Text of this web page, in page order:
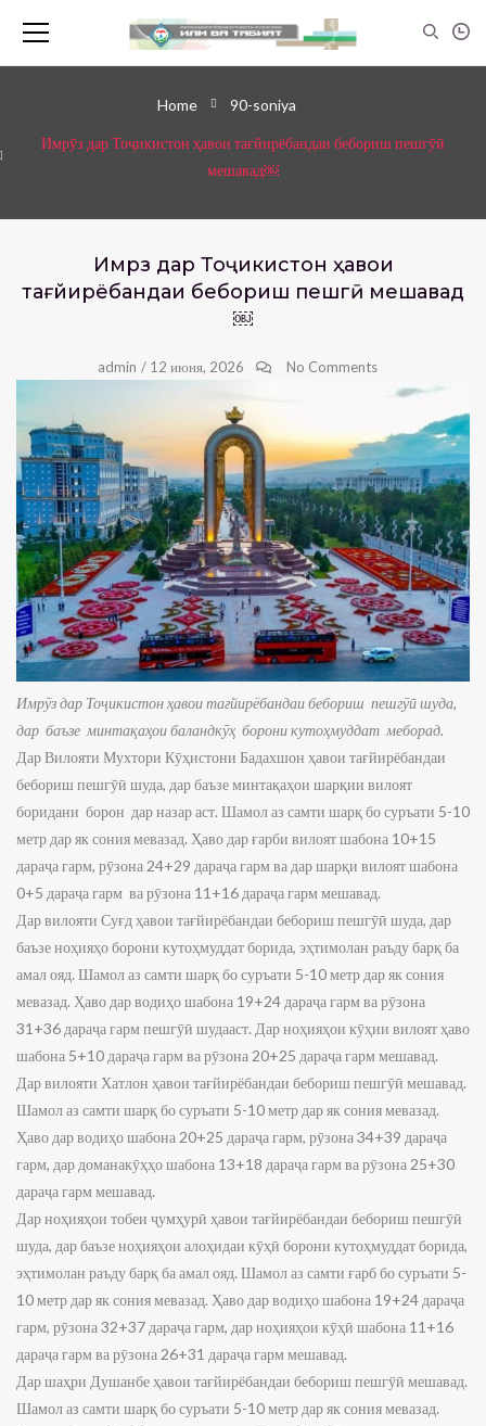
Home 90-soniya
Имрӯз дар Тоҷикистон ҳавои тағйирёбандаи бебориш пешгӯӣ
мешавад￼
Имрӯз дар Тоҷикистон ҳавои
тағйирёбандаи бебориш пешгӯӣ мешавад
￼
admin / 12 июня, 2026 No Comments
Имрӯз дар Тоҷикистон ҳавои тағйирёбандаи бебориш пешгӯӣ шуда,
дар баъзе минтақаҳои баландкӯҳ борони кутоҳмуддат меборад.
Дар Вилояти Мухтори Кӯҳистони Бадахшон ҳавои тағйирёбандаи
бебориш пешгӯӣ шуда, дар баъзе минтақаҳои шарқии вилоят
боридани борон дар назар аст. Шамол аз самти шарқ бо суръати 5-10
метр дар як сония мевазад. Ҳаво дар ғарби вилоят шабона 10+15
дараҷа гарм, рӯзона 24+29 дараҷа гарм ва дар шарқи вилоят шабона
0+5 дараҷа гарм ва рӯзона 11+16 дараҷа гарм мешавад.
Дар вилояти Суғд ҳавои тағйирёбандаи бебориш пешгӯӣ шуда, дар
баъзе ноҳияҳо борони кутоҳмуддат борида, эҳтимолан раъду барқ ба
амал ояд. Шамол аз самти шарқ бо суръати 5-10 метр дар як сония
мевазад. Ҳаво дар водиҳо шабона 19+24 дараҷа гарм ва рӯзона
31+36 дараҷа гарм пешгӯӣ шудааст. Дар ноҳияҳои кӯҳии вилоят ҳаво
шабона 5+10 дараҷа гарм ва рӯзона 20+25 дараҷа гарм мешавад.
Дар вилояти Хатлон ҳавои тағйирёбандаи бебориш пешгӯӣ мешавад.
Шамол аз самти шарқ бо суръати 5-10 метр дар як сония мевазад.
Ҳаво дар водиҳо шабона 20+25 дараҷа гарм, рӯзона 34+39 дараҷа
гарм, дар доманакӯҳҳо шабона 13+18 дараҷа гарм ва рӯзона 25+30
дараҷа гарм мешавад.
Дар ноҳияҳои тобеи ҷумҳурӣ ҳавои тағйирёбандаи бебориш пешгӯӣ
шуда, дар баъзе ноҳияҳои алоҳидаи кӯҳӣ борони кутоҳмуддат борида,
эҳтимолан раъду барқ ба амал ояд. Шамол аз самти ғарб бо суръати 5-
10 метр дар як сония мевазад. Ҳаво дар водиҳо шабона 19+24 дараҷа
гарм, рӯзона 32+37 дараҷа гарм, дар ноҳияҳои кӯҳӣ шабона 11+16
дараҷа гарм ва рӯзона 26+31 дараҷа гарм мешавад.
Дар шаҳри Душанбе ҳавои тағйирёбандаи бебориш пешгӯӣ мешавад.
Шамол аз самти шарқ бо суръати 5-10 метр дар як сония мевазад.